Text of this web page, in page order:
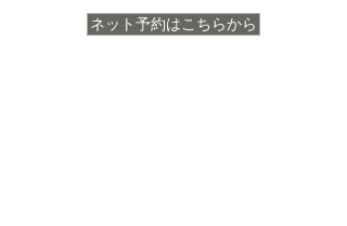
ネット予約はこちらから